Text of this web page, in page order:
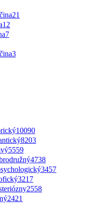
21
12
7
3
10090
8203
5559
4738
3457
3217
2558
2421